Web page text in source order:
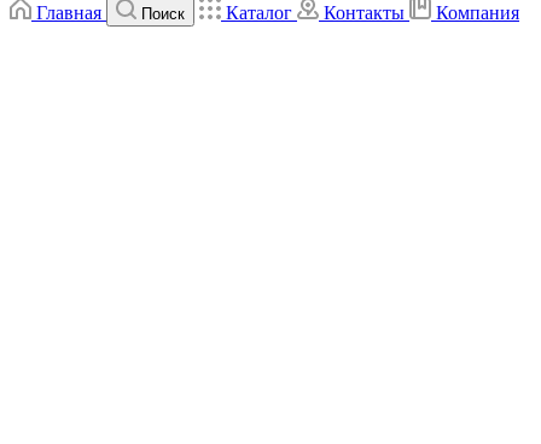
Главная Поиск Каталог Контакты Компания